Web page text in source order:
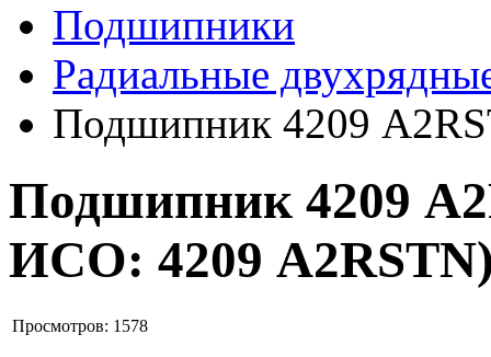
Подшипники
Радиальные
Подшипник 4209
Подшипник 4209
ИСО: 4209 A2RSTN
Просмотров: 1578